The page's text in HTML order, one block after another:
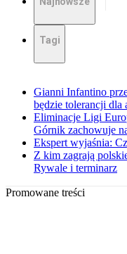
Tagi
Gianni Infantino
będzie tolerancji dla
Eliminacje Ligi
Górnik zachowuje
Ekspert wyjaśnia:
Z kim zagrają
Rywale i terminarz
Promowane treści